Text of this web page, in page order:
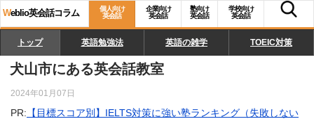
Weblio英会話コラム
個人向け
英会話
企業向け
英会話
塾向け
英会話
学校向け
英会話
トップ 英語勉強法 英語の雑学 TOEIC対策
犬山市にある英会話教室
2024年01月07日
PR: 【目標スコア別】IELTS対策に強い塾ランキング（失敗しない